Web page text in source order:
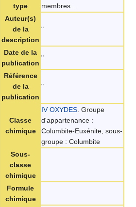
type
membres…
Auteur(s)
de la
description
"
Date de la
publication
"
Référence
de la
publication
"
Classe
chimique
IV OXYDES. Groupe
d'appartenance :
Columbite-Euxénite, sous-
groupe : Columbite
Sous-
classe
chimique
Formule
chimique